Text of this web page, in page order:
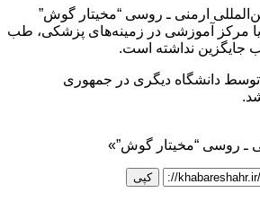
ارمنی ـ روسی “مخیتار گوش”
یا مرکز آموزشی در زمینه‌های پزشکی، طب
نداشته است.
دانشگاه دیگری در جمهوری
ـ روسی “مخیتار گوش”»
کپی